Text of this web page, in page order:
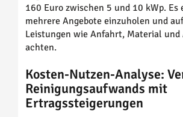
160 Euro zwischen 5 und 10 kWp.
mehrere Angebote einzuholen und
Leistungen wie Anfahrt, Material und
achten.
Kosten-Nutzen-Analyse:
Reinigungsaufwands mit
Ertragssteigerungen